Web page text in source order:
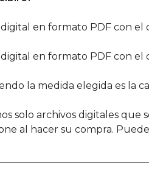
digital en formato PDF con
digital en formato PDF con
la medida elegida es la
solo archivos digitales que
al hacer su compra.